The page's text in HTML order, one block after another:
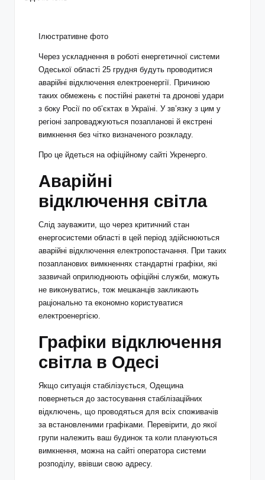
Ілюстративне фото
Через ускладнення в роботі енергетичної системи
Одеської області 25 грудня будуть проводитися
аварійні відключення електроенергії. Причиною
таких обмежень є постійні ракетні та дронові удари
з боку Росії по об’єктах в Україні. У зв’язку з цим у
регіоні запроваджуються позапланові й екстрені
вимкнення без чітко визначеного розкладу.
Про це йдеться на офіційному сайті Укренерго.
Аварійні
відключення світла
Слід зауважити, що через критичний стан
енергосистеми області в цей період здійснюються
аварійні відключення електропостачання. При таких
позапланових вимкненнях стандартні графіки, які
зазвичай оприлюднюють офіційні служби, можуть
не виконуватись, тож мешканців закликають
раціонально та економно користуватися
електроенергією.
Графіки відключення
світла в Одесі
Якщо ситуація стабілізується, Одещина
повернеться до застосування стабілізаційних
відключень, що проводяться для всіх споживачів
за встановленими графіками. Перевірити, до якої
групи належить ваш будинок та коли плануються
вимкнення, можна на сайті оператора системи
розподілу, ввівши свою адресу.